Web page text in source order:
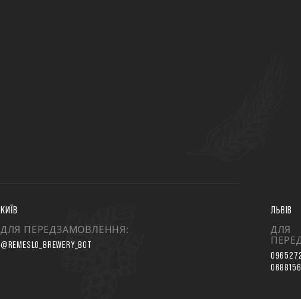
КИЇВ
ДЛЯ ПЕРЕДЗАМОВЛЕННЯ:
@REMESLO_BREWERY_BOT
ЛЬВІВ
ДЛЯ